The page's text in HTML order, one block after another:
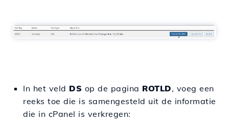
In het veld DS op de pagina ROTLD, voeg een
reeks toe die is samengesteld uit de informatie
die in cPanel is verkregen: